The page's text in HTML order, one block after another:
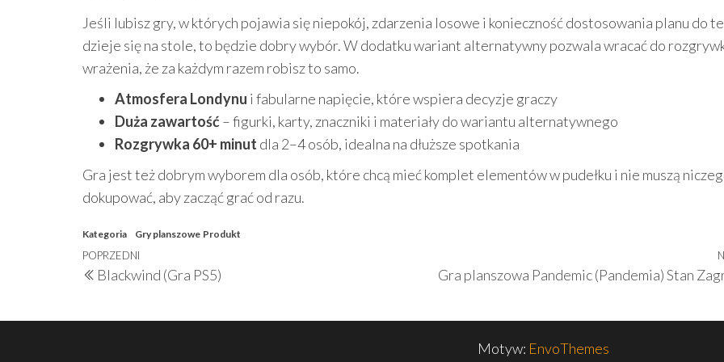
Jeśli lubisz gry, w których pojawia się niepokój, zdarzenia losowe i konieczność dostosowania planu do
dzieje się na stole, to będzie dobry wybór. W dodatku wariant alternatywny pozwala wracać do
wrażenia, że za każdym razem robisz to samo.
Atmosfera Londynu i fabularne napięcie, które wspiera decyzje graczy
Duża zawartość– figurki, karty, znaczniki i materiały do wariantu alternatywnego
Rozgrywka 60+ minut dla 2–4 osób, idealna na dłuższe spotkania
Gra jest też dobrym wyborem dla osób, które chcą mieć komplet elementów w pudełku i nie muszą
dokupować, aby zacząć grać od razu.
Kategoria Gry planszowe Produkt
Nawigacja
wpisu
Poprzedni
wpis
POPRZEDNI
Blackwind (Gra PS5) Gra planszowa Pandemic (Pandemia) Stan
Motyw: EnvoThemes